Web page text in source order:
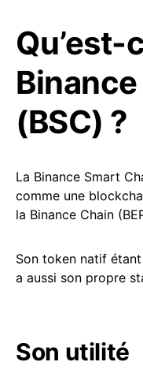
Qu’est-
(BSC) ?
La Binance Smart
comme une
la Binance Chain
Son token natif
a aussi son propre
Son utilité